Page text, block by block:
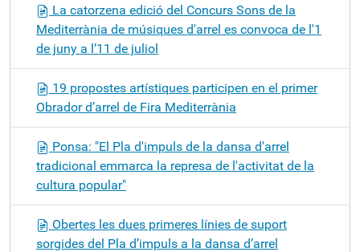
La catorzena edició del Concurs Sons de la
Mediterrània de músiques d'arrel es convoca de l'1
de juny a l’11 de juliol
19 propostes artístiques participen en el primer
Obrador d’arrel de Fira Mediterrània
Ponsa: "El Pla d'impuls de la dansa d'arrel
tradicional emmarca la represa de l'activitat de la
cultura popular"
Obertes les dues primeres línies de suport
sorgides del Pla d’impuls a la dansa d’arrel